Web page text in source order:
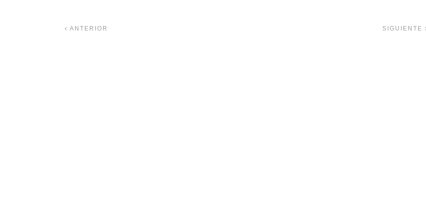
ANTERIOR SIGUIENTE